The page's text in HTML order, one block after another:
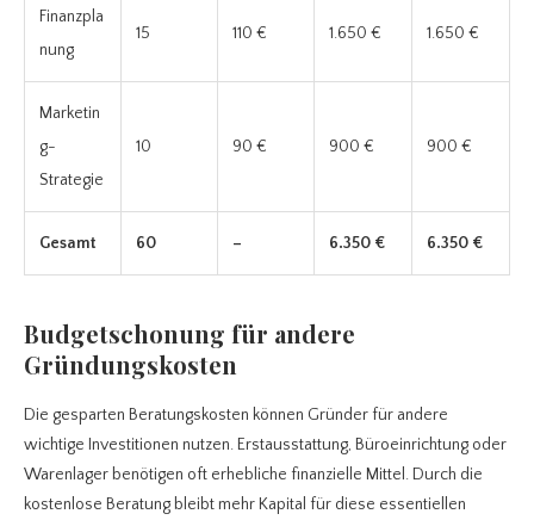
Finanzpla
nung
15 110 € 1.650 € 1.650 €
Marketin
g-
Strategie
10 90 € 900 € 900 €
Gesamt 60 – 6.350 € 6.350 €
Budgetschonung für andere
Gründungskosten
Die gesparten Beratungskosten können Gründer für andere
wichtige Investitionen nutzen. Erstausstattung, Büroeinrichtung oder
Warenlager benötigen oft erhebliche finanzielle Mittel. Durch die
kostenlose Beratung bleibt mehr Kapital für diese essentiellen